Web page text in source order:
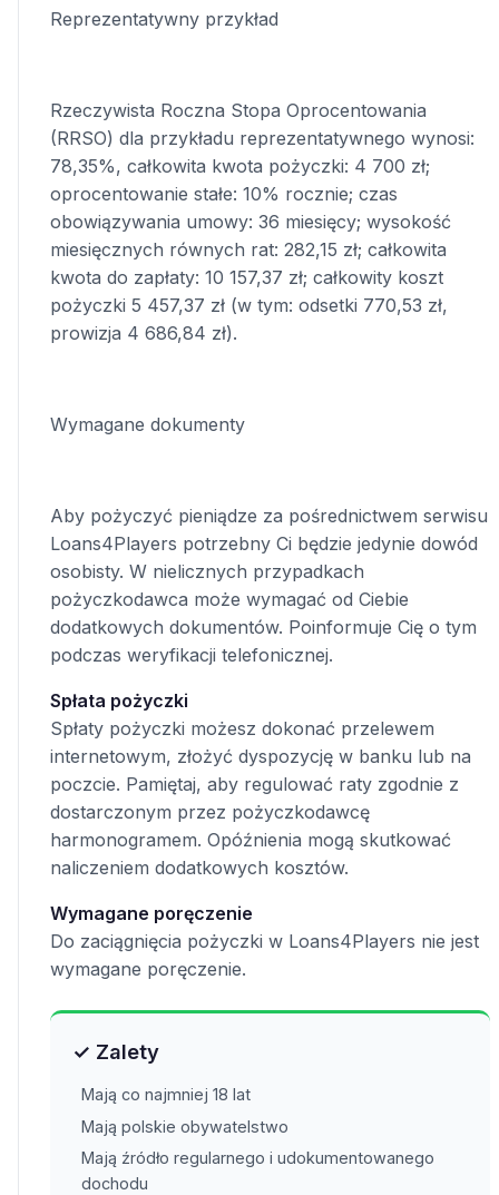
Reprezentatywny przykład
Rzeczywista Roczna Stopa Oprocentowania
(RRSO) dla przykładu reprezentatywnego wynosi:
78,35%, całkowita kwota pożyczki: 4 700 zł;
oprocentowanie stałe: 10% rocznie; czas
obowiązywania umowy: 36 miesięcy; wysokość
miesięcznych równych rat: 282,15 zł; całkowita
kwota do zapłaty: 10 157,37 zł; całkowity koszt
pożyczki 5 457,37 zł (w tym: odsetki 770,53 zł,
prowizja 4 686,84 zł).
Wymagane dokumenty
Aby pożyczyć pieniądze za pośrednictwem serwisu
Loans4Players potrzebny Ci będzie jedynie dowód
osobisty. W nielicznych przypadkach
pożyczkodawca może wymagać od Ciebie
dodatkowych dokumentów. Poinformuje Cię o tym
podczas weryfikacji telefonicznej.
Spłata pożyczki
Spłaty pożyczki możesz dokonać przelewem
internetowym, złożyć dyspozycję w banku lub na
poczcie. Pamiętaj, aby regulować raty zgodnie z
dostarczonym przez pożyczkodawcę
harmonogramem. Opóźnienia mogą skutkować
naliczeniem dodatkowych kosztów.
Wymagane poręczenie
Do zaciągnięcia pożyczki w Loans4Players nie jest
wymagane poręczenie.
✓ Zalety
Mają co najmniej 18 lat
Mają polskie obywatelstwo
Mają źródło regularnego i udokumentowanego
dochodu